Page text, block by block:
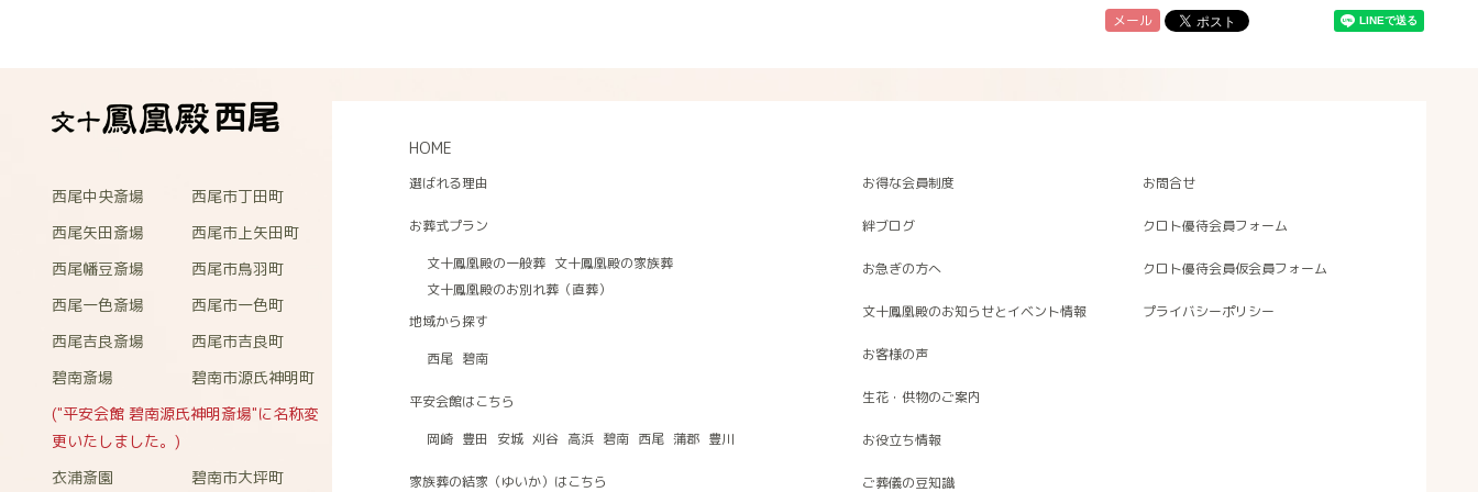
メール
西尾
西尾中央斎場
西尾市丁田町
西尾矢田斎場
西尾市上矢田町
西尾幡豆斎場
西尾市鳥羽町
西尾一色斎場
西尾市一色町
西尾吉良斎場
西尾市吉良町
碧南斎場
碧南市源氏神明町
("平安会館 碧南源氏神明斎場"に名称変
更いたしました。)
衣浦斎園
碧南市大坪町
HOME
選ばれる理由
お葬式プラン
文十鳳凰殿の一般葬 文十鳳凰殿の家族葬
文十鳳凰殿のお別れ葬（直葬）
地域から探す
西尾 碧南
平安会館はこちら
岡崎 豊田 安城 刈谷 高浜 碧南 西尾 蒲郡 豊川
家族葬の結家（ゆいか）はこちら
お得な会員制度
絆ブログ
お急ぎの方へ
文十鳳凰殿のお知らせとイベント情報
お客様の声
生花・供物のご案内
お役立ち情報
ご葬儀の豆知識
お問合せ
クロト優待会員フォーム
クロト優待会員仮会員フォーム
プライバシーポリシー